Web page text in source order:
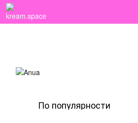
По популярности